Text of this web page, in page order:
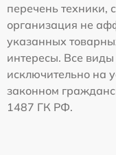
перечень техники,
организация не
указанных
интересы. Все
исключительно на
законном
1487 ГК РФ.